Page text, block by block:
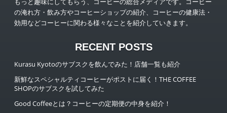
の淹れ方・飲み方やコーヒーショップの紹介、コーヒーの健康法・
効用などコーヒーに関わる様々なことを紹介していきます。
RECENT POSTS
Kurasu Kyotoのサブスクを飲んでみた！店舗一覧も紹介
新鮮なスペシャルティコーヒーがポストに届く！THE COFFEE
SHOPのサブスクを試してみた
Good Coffeeとは？コーヒーの定期便の中身を紹介！